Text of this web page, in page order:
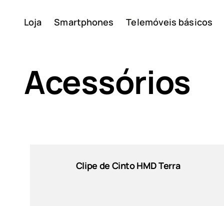
Loja Smartphones Telemóveis básicos
Sobre
Acessórios
Clipe de Cinto HMD Terra